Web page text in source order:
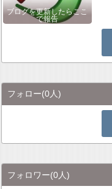
ブログを更新したらここ
で報告
フォロー(0人)
フォロワー(0人)